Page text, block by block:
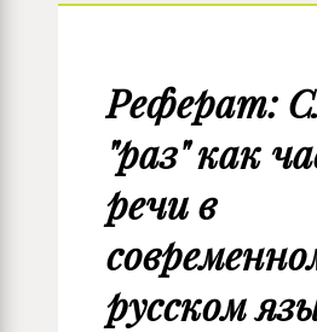
Реферат:
"раз" как
речи в
русском